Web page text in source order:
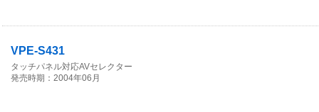
VPE-S431
タッチパネル対応AVセレクター
発売時期：2004年06月